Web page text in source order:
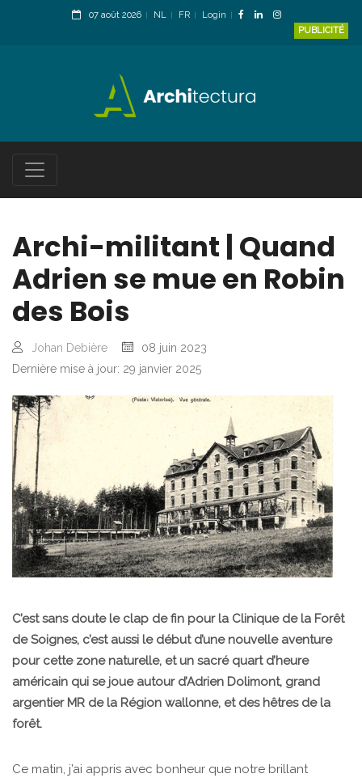
07 août 2026 NL FR
Login
PUBLICITÉ
Archi-militant | Quand
Adrien se mue en Robin
des Bois
Johan Debière
08 juin 2023
Dernière mise à jour: 29 janvier 2025
C’est sans doute le clap de fin pour la Clinique de la Forêt
de Soignes, c’est aussi le début d’une nouvelle aventure
pour cette zone naturelle, et un sacré quart d’heure
américain qui se joue autour d’Adrien Dolimont, grand
argentier MR de la Région wallonne, et des hêtres de la
forêt.
Ce matin, j’ai appris avec bonheur que notre brillant